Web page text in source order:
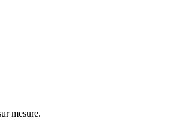
mesure.